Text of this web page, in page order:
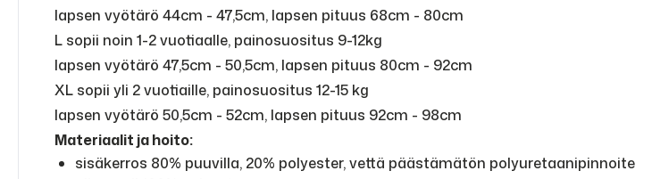
lapsen vyötärö 44cm - 47,5cm, lapsen pituus 68cm - 80cm
L sopii noin 1-2 vuotiaalle, painosuositus 9-12kg
lapsen vyötärö 47,5cm - 50,5cm, lapsen pituus 80cm - 92cm
XL sopii yli 2 vuotiaille, painosuositus 12-15 kg
lapsen vyötärö 50,5cm - 52cm, lapsen pituus 92cm - 98cm
Materiaalit ja hoito:
sisäkerros 80% puuvilla, 20% polyester, vettä päästämätön polyuretaanipinnoite